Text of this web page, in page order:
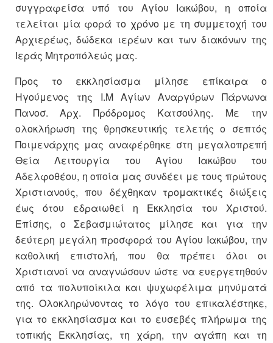
συγγραφείσα υπό του Αγίου Ιακώβου, η οποία
τελείται μία φορά το χρόνο με τη συμμετοχή του
Αρχιερέως, δώδεκα ιερέων και των διακόνων της
Ιεράς Μητροπόλεώς μας.
Προς το εκκλησίασμα μίλησε επίκαιρα ο
Ηγούμενος της Ι.Μ Αγίων Αναργύρων Πάρνωνα
Πανοσ. Αρχ. Πρόδρομος Κατσούλης. Με την
ολοκλήρωση της θρησκευτικής τελετής ο σεπτός
Ποιμενάρχης μας αναφέρθηκε στη μεγαλοπρεπή
Θεία Λειτουργία του Αγίου Ιακώβου του
Αδελφοθέου, η οποία μας συνδέει με τους πρώτους
Χριστιανούς, που δέχθηκαν τρομακτικές διώξεις
έως ότου εδραιωθεί η Εκκλησία του Χριστού.
Επίσης, ο Σεβασμιώτατος μίλησε και για την
δεύτερη μεγάλη προσφορά του Αγίου Ιακώβου, την
καθολική επιστολή, που θα πρέπει όλοι οι
Χριστιανοί να αναγνώσουν ώστε να ευεργετηθούν
από τα πολυποίκιλα και ψυχωφέλιμα μηνύματά
της. Ολοκληρώνοντας το λόγο του επικαλέστηκε,
για το εκκλησίασμα και το ευσεβές πλήρωμα της
τοπικής Εκκλησίας, τη χάρη, την αγάπη και τη